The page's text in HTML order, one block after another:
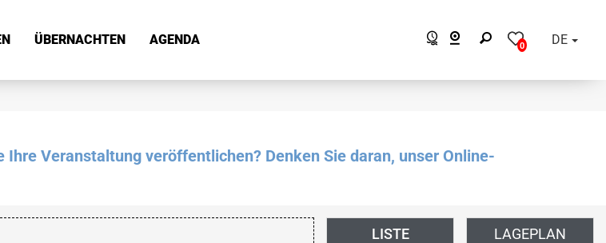
0 DE
ÜBERNACHTEN AGENDA
Veranstaltung veröffentlichen? Denken Sie daran, unser Online-
LISTE LAGEPLAN